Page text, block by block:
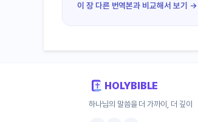
이 장 다른 번역본과 비교해서 보기 →
HOLYBIBLE
하나님의 말씀을 더 가까이, 더 깊이